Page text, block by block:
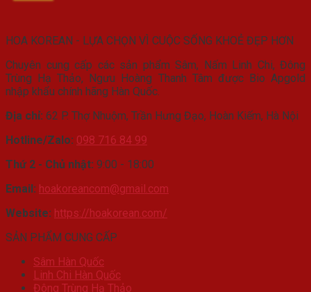
HOA KOREAN - LỰA CHỌN VÌ CUỘC SỐNG KHOẺ ĐẸP HƠN
Chuyên cung cấp các sản phẩm Sâm, Nấm Linh Chi, Đông
Trùng Hạ Thảo, Ngưu Hoàng Thanh Tâm được Bio Apgold
nhập khẩu chính hãng Hàn Quốc.
Địa chỉ: 62 P. Thợ Nhuộm, Trần Hưng Đạo, Hoàn Kiếm, Hà Nội
Hotline/Zalo: 098 716 84 99
Thứ 2 - Chủ nhật: 9:00 - 18:00
Email: hoakoreancom@gmail.com
Website: https://hoakorean.com/
SẢN PHẨM CUNG CẤP
Sâm Hàn Quốc
Linh Chi Hàn Quốc
Đông Trùng Hạ Thảo